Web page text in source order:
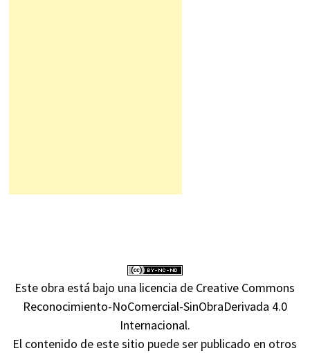
Este obra está bajo una licencia de Creative Commons
Reconocimiento-NoComercial-SinObraDerivada 4.0
Internacional.
El contenido de este sitio puede ser publicado en otros